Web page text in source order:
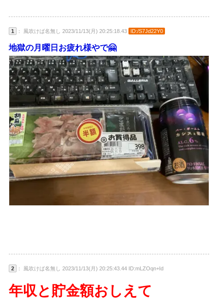
1 ： 風吹けば名無し 2023/11/13(月) 20:25:18.43 ID:/S7Jd22Y0
地獄の月曜日お疲れ様やで🤗
2 ： 風吹けば名無し 2023/11/13(月) 20:25:43.44 ID:mLZOqn+Id
年収と貯金額おしえて